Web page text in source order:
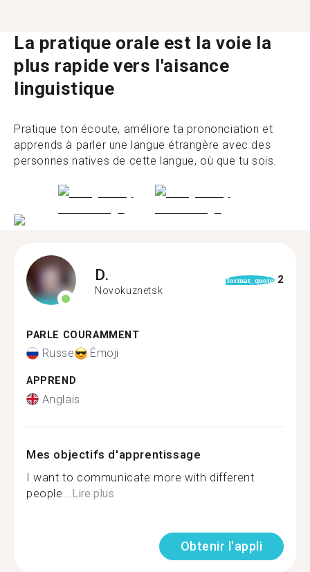
La pratique orale est la voie la
plus rapide vers l'aisance
linguistique
Pratique ton écoute, améliore ta prononciation et
apprends à parler une langue étrangère avec des
personnes natives de cette langue, où que tu sois.
D.
Novokuznetsk
format_quote 2
PARLE COURAMMENT
Russe Émoji
APPREND
Anglais
Mes objectifs d'apprentissage
I want to communicate more with different
people... Lire plus
Obtenir l'appli